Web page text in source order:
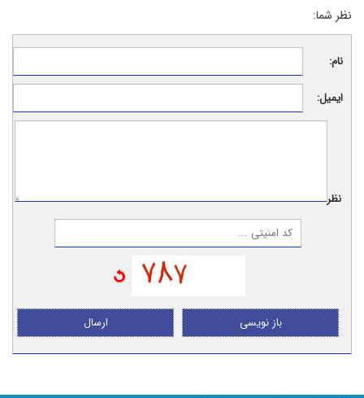
نظر شما:
نام:
ایمیل:
نظر:
ارسال باز نویسی